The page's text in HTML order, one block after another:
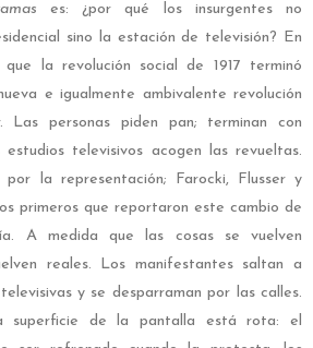
es: ¿por qué los insurgentes no
sino la estación de televisión? En
la revolución social de 1917 terminó
e igualmente ambivalente revolución
Las personas piden pan; terminan con
televisivos acogen las revueltas.
la representación; Farocki, Flusser y
primeros que reportaron este cambio de
A medida que las cosas se vuelven
reales. Los manifestantes saltan a
y se desparraman por las calles.
superficie de la pantalla está rota: el